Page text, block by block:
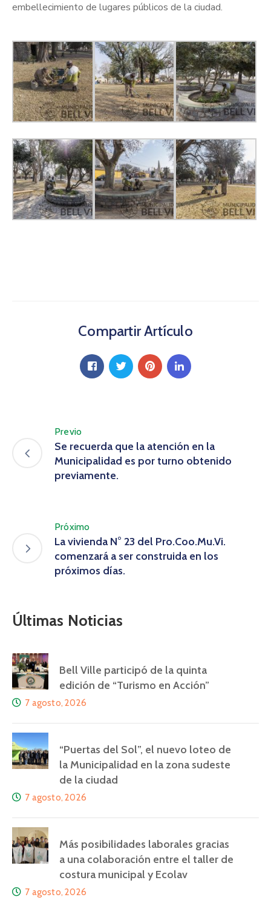
embellecimiento de lugares públicos de la ciudad.
Compartir Artículo
Previo
Se recuerda que la atención en la
Municipalidad es por turno obtenido
previamente.
Próximo
La vivienda N° 23 del Pro.Coo.Mu.Vi.
comenzará a ser construida en los
próximos días.
Últimas Noticias
Bell Ville participó de la quinta
edición de “Turismo en Acción”
7 agosto, 2026
“Puertas del Sol”, el nuevo loteo de
la Municipalidad en la zona sudeste
de la ciudad
7 agosto, 2026
Más posibilidades laborales gracias
a una colaboración entre el taller de
costura municipal y Ecolav
7 agosto, 2026